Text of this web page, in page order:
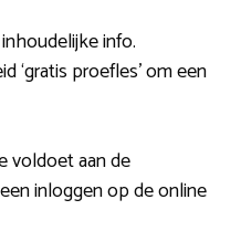
info.
‘gratis proefles’ om een
voldoet aan de
inloggen op de online